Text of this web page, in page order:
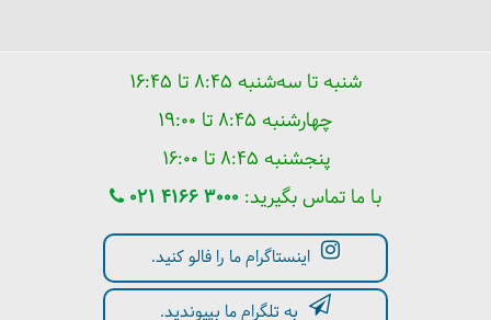
شنبه تا سه‌شنبه ۸:۴۵ تا ۱۶:۴۵
چهارشنبه ۸:۴۵ تا ۱۹:۰۰
پنجشنبه ۸:۴۵ تا ۱۶:۰۰
با ما تماس بگیرید: 021 4166 3000
اینستاگرام ما را فالو کنید.
به تلگرام ما بپیوندید.